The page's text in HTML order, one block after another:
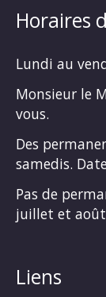
Horaires
Lundi au
Monsieur le
vous.
Des
samedis.
Pas de
juillet et
Liens